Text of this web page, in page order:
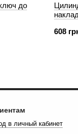
до
608
в личный кабинет